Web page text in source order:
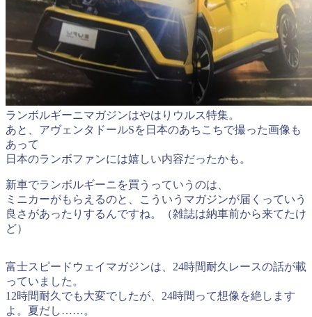
ランボルギーニマガジンはやはりウルス特集。
あと、アヴェンタドールSを日本のあちこちで撮った画像も
あって
日本のランボファンには嬉しい内容だったかも。
新車でランボルギーニを買うっていうのは、
ミニカーがもらえるのと、こういうマガジンが届くっていう
良さがあったりするんですね。（雑誌は納車前から来てたけ
ど）
富士スピードウェイマガジンは、24時間耐久レースの話が載
っていました。
12時間耐久でも大変でしたが、24時間って想像を絶します
よ。夏だし……。